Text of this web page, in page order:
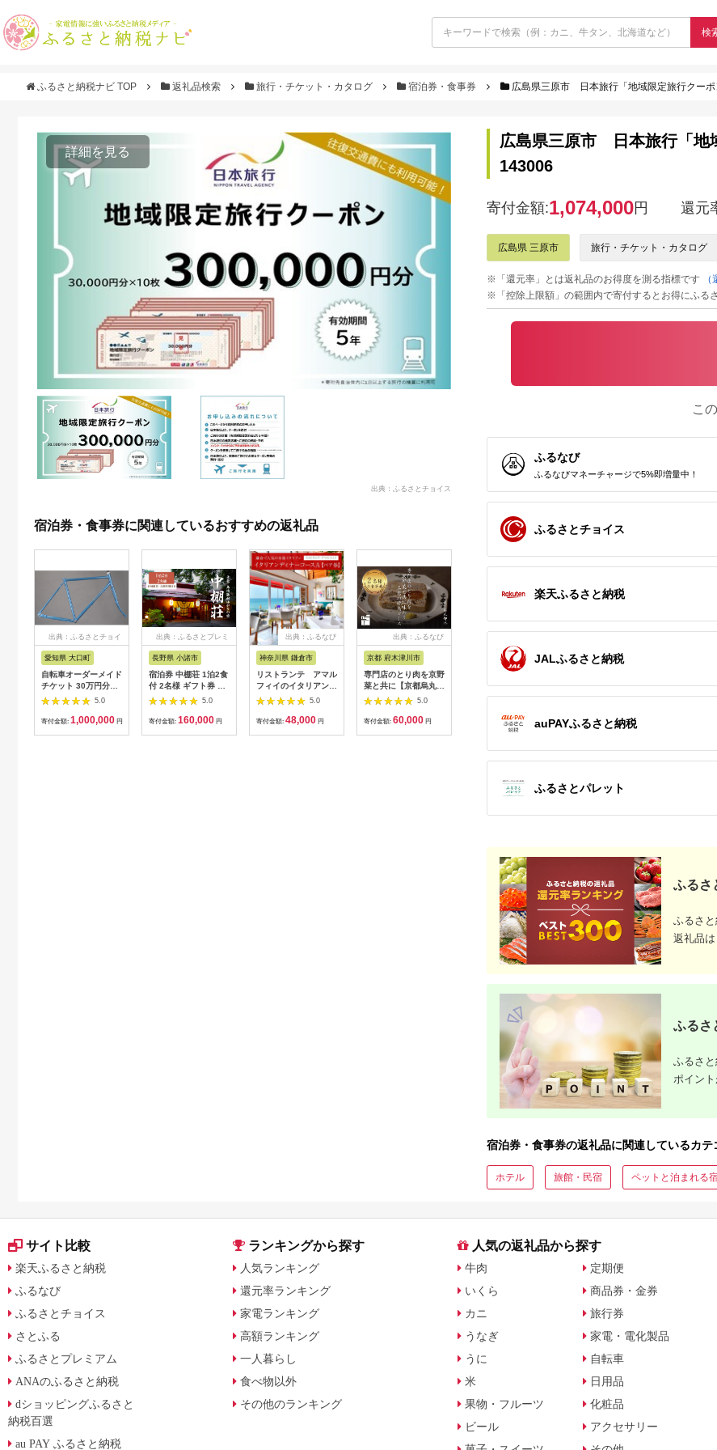
検
ふるさと納税ナビ TOP 返礼品検索 旅行・チケット・カタログ 宿泊券・食事券 広島県三原市 日本旅行「地域限定旅行クー
詳細を見る
出典：ふるさとチョイス
宿泊券・食事券に関連しているおすすめの返礼品
出典：ふるさとチョイ
愛知県 大口町
自転車オーダーメイド
チケット 30万円分
【1360365】
5.0
寄付金額: 1,000,000 円
出典：ふるさとプレミ
長野県 小諸市
宿泊券 中棚荘 1泊2食
付 2名様 ギフト券 チ
ケット 券 宿泊 旅行
5.0
寄付金額: 160,000 円
出典：ふるなび
神奈川県 鎌倉市
リストランテ アマル
フィイのイタリアンデ
ィナーコースA ペア
5.0
寄付金額: 48,000 円
出典：ふるなび
京都 府木津川市
専門店のとり肉を京野
菜と共に【京都烏丸御
池】で味わう2名様焼
鳥コースお食事券
064-15
5.0
寄付金額: 60,000 円
界 雲仙 ふるさと納
税宿泊ギフト券
（15,000円）【星野
50,000 円
埼玉県 飯能市
お食事券(ペア) チケッ
ト HNNC001
寄付金額:14,000
ラブ購
チケッ
広島県三原市 日本旅行「地
143006
寄付金額:1,074,000円 還元
広島県 三原市 旅行・チケット・カタログ
※「還元率」とは返礼品のお得度を測る指標です
※「控除上限額」の範囲内で寄付するとお得にふる
こ
ふるなび
ふるなびマネーチャージで5%即増量中！
ふるさとチョイス
楽天ふるさと納税
JALふるさと納税
auPAYふるさと納税
ふるさとパレット
ふるさ
ふるさ
返礼品
ふるさ
ふるさ
ポイン
宿泊券・食事券の返礼品に関連しているカテ
ホテル 旅館・民宿 ペットと泊まれる
サイト比較
楽天ふるさと納税
ふるなび
ふるさとチョイス
さとふる
ふるさとプレミアム
ANAのふるさと納税
dショッピングふるさと
納税百選
au PAY ふるさと納税
ランキングから探す
人気ランキング
還元率ランキング
家電ランキング
高額ランキング
一人暮らし
食べ物以外
その他のランキング
人気の返礼品から探す
牛肉
いくら
カニ
うなぎ
うに
米
果物・フルーツ
ビール
定期便
商品券・金券
旅行券
家電・電化製品
自転車
日用品
化粧品
アクセサリー